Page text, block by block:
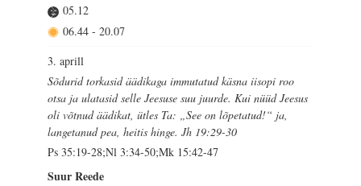
05.12
06.44 - 20.07
3. aprill
Sõdurid torkasid äädikaga immutatud käsna iisopi roo
otsa ja ulatasid selle Jeesuse suu juurde. Kui nüüd Jeesus
oli võtnud äädikat, ütles Ta: „See on lõpetatud!“ ja,
langetanud pea, heitis hinge. Jh 19:29-30
Ps 35:19-28;Nl 3:34-50;Mk 15:42-47
Suur Reede